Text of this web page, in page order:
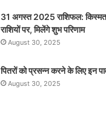
31 अगस्त 2025 राशिफल: किस्मत
राशियों पर, मिलेंगे शुभ परिणाम
August 30, 2025
पितरों को प्रसन्न करने के लिए इन
August 30, 2025